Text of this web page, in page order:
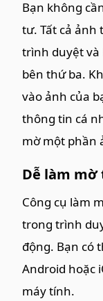
Bạn không
tư. Tất cả ảnh
trình duyệt và
bên thứ ba.
vào ảnh của
thông tin cá
mờ một phần
Dễ làm
Công cụ làm
trong trình
động. Bạn có
Android hoặc
máy tính.